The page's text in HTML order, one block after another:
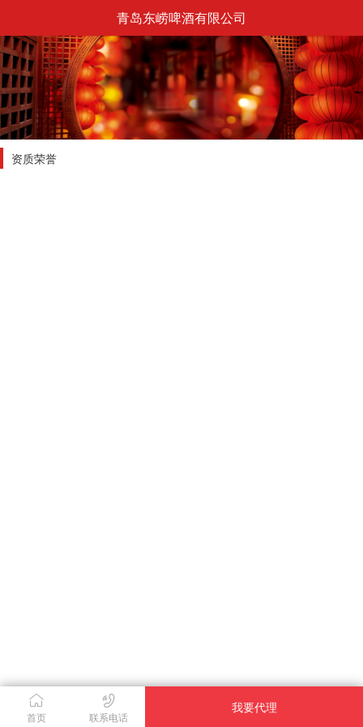
青岛东崂啤酒有限公司
资质荣誉
首页 联系电话
我要代理